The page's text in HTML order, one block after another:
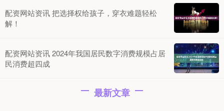
配资网站资讯 把选择权给孩子，穿衣难题轻松
解！
配资网站资讯 2024年我国居民数字消费规模占居
民消费超四成
最新文章